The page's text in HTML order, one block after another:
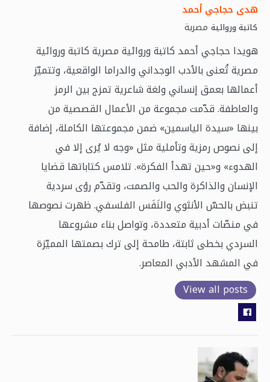
هدى حجاجي أحمد
كاتبة وروائية مصرية
هويدا حجاجي أحمد كاتبة وروائية مصرية كاتبة وروائية
مصرية تُعنى بالأدب الوجداني والدراما الواقعية، وتتميّز
أعمالها بعمق إنساني ولغة شاعرية تمزج بين الرمز
والعاطفة. قدّمت مجموعة من الأعمال القصصية من
بينها «سيدة الياسمين» ضمن مجموعتها الكاملة، إضافة
إلى نصوص رمزية وتأملية مثل «وجه لا يُرى إلا في
الهدوء» و«حين تهدأ الفكرة». تلامس كتاباتها قضايا
الإنسان والذاكرة والحب والصمت، وتقدّم رؤى سردية
تنبض بالحسّ الأنثوي والنَفَس الفلسفي. ظهرت نصوصها
في منصّات أدبية متعددة، وتواصل بناء مشروعها
السردي بخطى ثابتة، طامحة إلى ترك بصمتها المميّزة
في المشهد الأدبي المعاصر.
View all posts